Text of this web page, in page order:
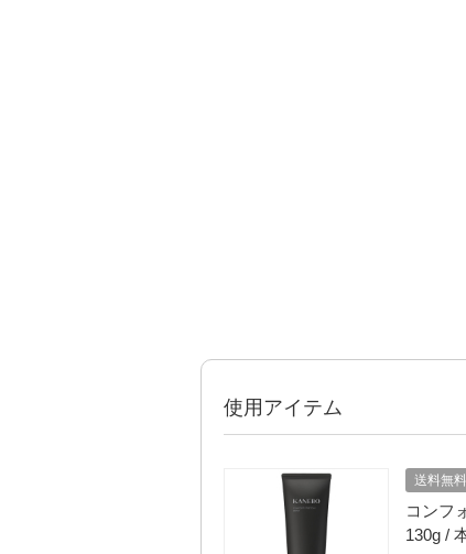
使用アイテム
送料無料
コンフ
130g /